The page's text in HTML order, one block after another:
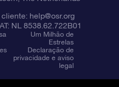
help@osr.org
NL 8538.62.722B01
Um Milhão de
Estrelas
Declaração de
privacidade e aviso
legal